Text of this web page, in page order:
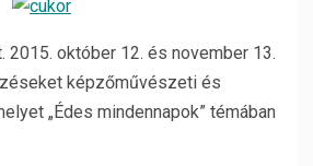
2015. október 12. és november 13.
képzőművészeti és
„Édes mindennapok” témában